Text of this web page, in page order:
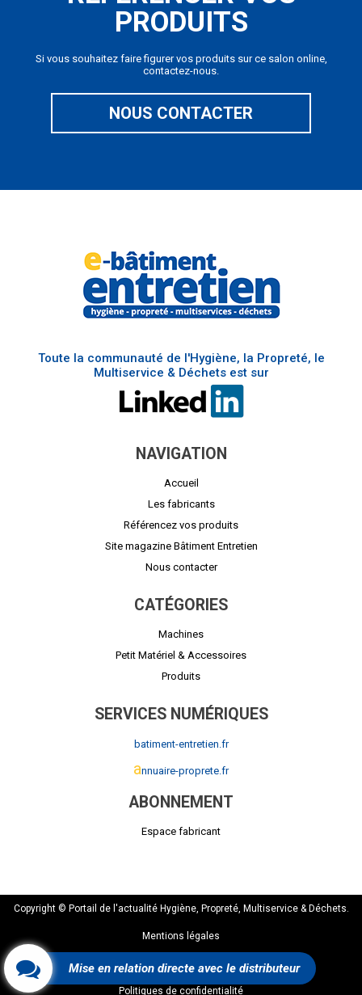
Mise en relation directe avec le distributeur
PRODUITS
Si vous souhaitez faire figurer vos produits sur ce salon online,
contactez-nous.
NOUS CONTACTER
Toute la communauté de l'Hygiène, la Propreté, le
Multiservice & Déchets est sur
NAVIGATION
Accueil
Les fabricants
Référencez vos produits
Site magazine Bâtiment Entretien
Nous contacter
CATÉGORIES
Machines
Petit Matériel & Accessoires
Produits
SERVICES NUMÉRIQUES
batiment-entretien.fr
annuaire-proprete.fr
ABONNEMENT
Espace fabricant
Copyright © Portail de l'actualité Hygiène, Propreté, Multiservice & Déchets.
Mentions légales
Conditions générales de ventes
Politiques de confidentialité